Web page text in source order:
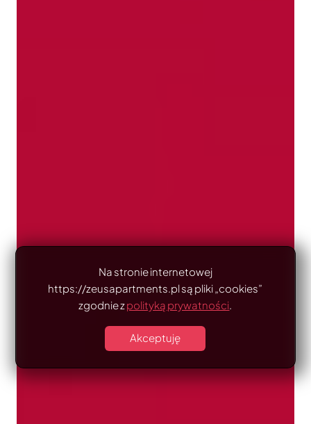
Na stronie internetowej
https://zeusapartments.pl są pliki „cookies”
zgodnie zpolityką prywatności.
Akceptuję